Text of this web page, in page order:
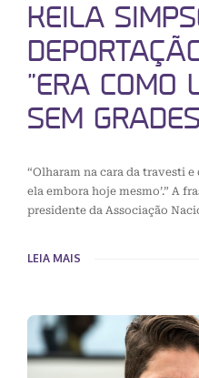
KEILA
“ERA COMO
SEM
“Olharam na cara da travesti e
ela embora hoje mesmo’.” A
presidente da Associação
LEIA MAIS